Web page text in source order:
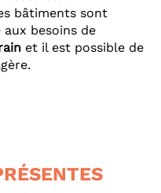
bâtiments sont
besoins de
et il est possible de